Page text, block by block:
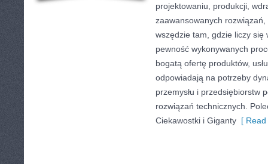
projektowaniu, produkcji,
zaawansowanych
wszędzie tam, gdzie liczy się
pewność wykonywanych
bogatą ofertę produktów,
odpowiadają na potrzeby
przemysłu i przedsiębiorstw
rozwiązań technicznych.
Ciekawostki i Giganty [